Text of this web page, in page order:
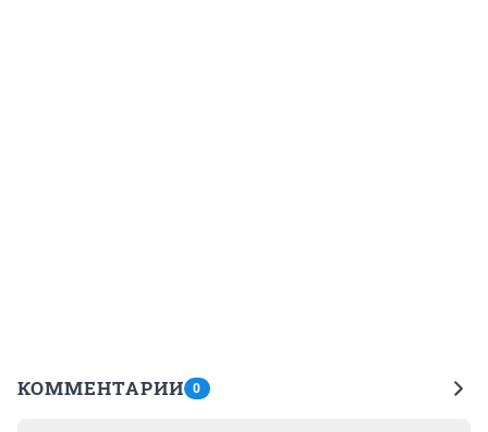
КОММЕНТАРИИ 0